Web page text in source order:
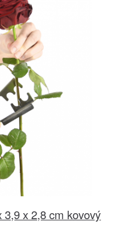
x 2,8 cm kovový